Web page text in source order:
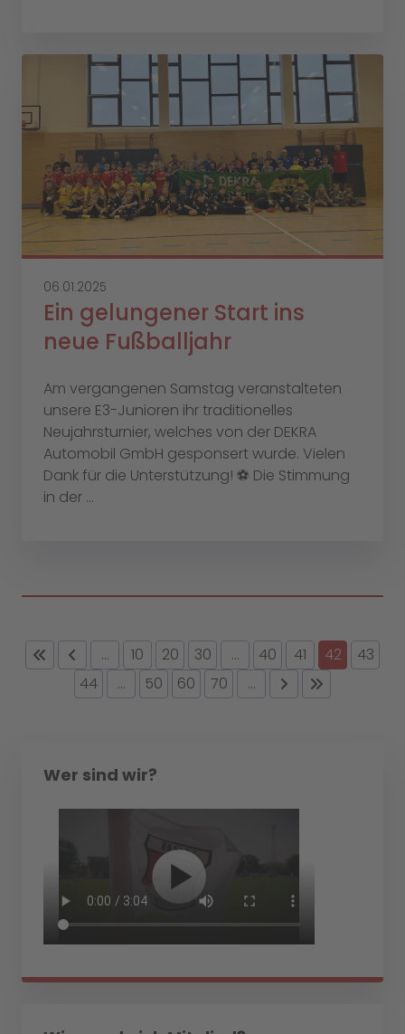
06.01.2025
Ein gelungener Start ins
neue Fußballjahr
Am vergangenen Samstag veranstalteten
unsere E3-Junioren ihr traditionelles
Neujahrsturnier, welches von der DEKRA
Automobil GmbH gesponsert wurde. Vielen
Dank für die Unterstützung! ⚽️ Die Stimmung
in der ...
... 10 20 30 ... 40 41 42
43
44
... 50 60 70 ...
Wer sind wir?